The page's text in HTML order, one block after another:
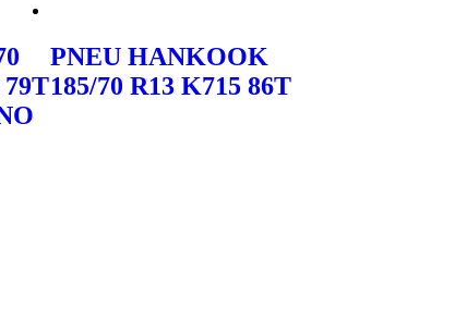
PNEU HANKOOK
185/70 R13 K715 86T